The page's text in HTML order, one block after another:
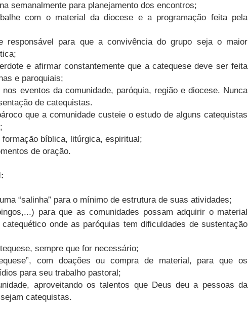
semanalmente para planejamento dos encontros;
com o material da diocese e a programação feita pela
responsável para que a convivência do grupo seja o maior
e afirmar constantemente que a catequese deve ser feita
e paroquiais;
eventos da comunidade, paróquia, região e diocese. Nunca
de catequistas.
que a comunidade custeie o estudo de alguns catequistas
bíblica, litúrgica, espiritual;
de oração.
“salinha” para o mínimo de estrutura de suas atividades;
para que as comunidades possam adquirir o material
onde as paróquias tem dificuldades de sustentação
sempre que for necessário;
com doações ou compra de material, para que os
para seu trabalho pastoral;
aproveitando os talentos que Deus deu a pessoas da
catequistas.